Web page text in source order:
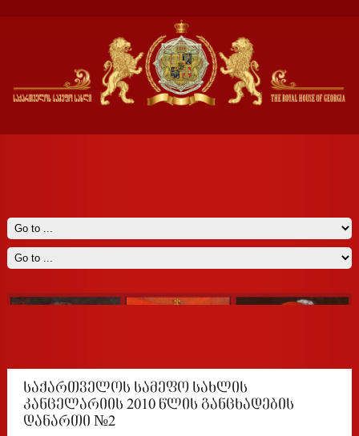
საქართველოს სამეფო სახლის
კანცელარიის 2010 წლის განცხადების
დანართი №2